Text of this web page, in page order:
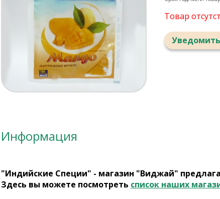
Товар
Информация
"Индийские Специи" - магазин "Виджай"
Здесь вы можете посмотреть список наших